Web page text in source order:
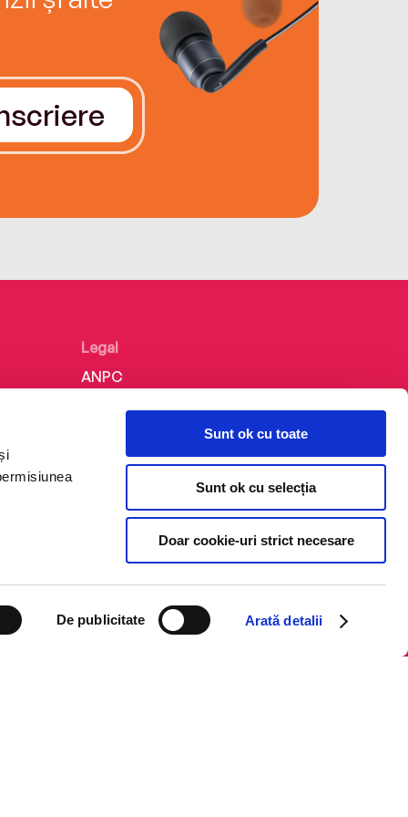
De publicitate Arată detalii
Sunt ok cu toate
Sunt ok cu selecția
Doar cookie-uri strict necesare
Legal
ANPC
Politica de confidențialitate
Termeni și condiții